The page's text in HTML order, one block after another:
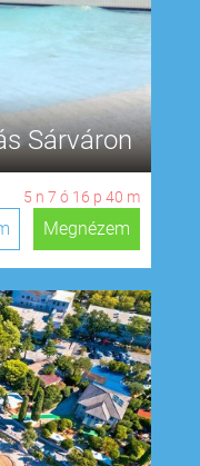
Sárváron
5 n 7 ó 16 p 39 m
Megnézem